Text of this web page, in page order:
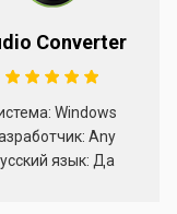
Converter
Windows
Any
язык: Да